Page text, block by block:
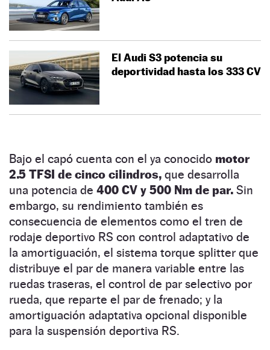
El Audi S3 potencia su
deportividad hasta los 333 CV
Bajo el capó cuenta con el ya conocido motor
2.5 TFSI de cinco cilindros, que desarrolla
una potencia de 400 CV y 500 Nm de par. Sin
embargo, su rendimiento también es
consecuencia de elementos como el tren de
rodaje deportivo RS con control adaptativo de
la amortiguación, el sistema torque splitter que
distribuye el par de manera variable entre las
ruedas traseras, el control de par selectivo por
rueda, que reparte el par de frenado; y la
amortiguación adaptativa opcional disponible
para la suspensión deportiva RS.